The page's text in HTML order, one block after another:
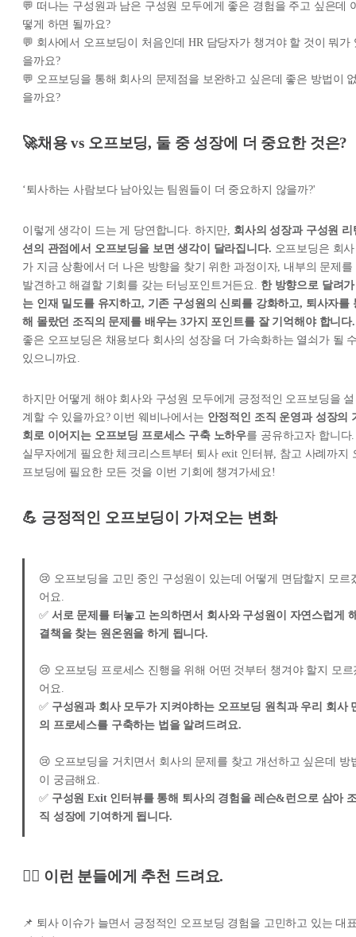
💬 떠나는 구성원과 남은 구성원 모두에게 좋은 경험을 주고 싶은데
떻게 하면 될까요?
💬 회사에서 오프보딩이 처음인데 HR 담당자가 챙겨야 할 것이 뭐가
을까요?
💬 오프보딩을 통해 회사의 문제점을 보완하고 싶은데 좋은 방법이
을까요?
🚀채용 vs 오프보딩, 둘 중 성장에 더 중요한 것은?
‘퇴사하는 사람보다 남아있는 팀원들이 더 중요하지 않을까?'
이렇게 생각이 드는 게 당연합니다. 하지만, 회사의 성장과 구성원 리
션의 관점에서 오프보딩을 보면 생각이 달라집니다. 오프보딩은 회사
가 지금 상황에서 더 나은 방향을 찾기 위한 과정이자, 내부의 문제를
발견하고 해결할 기회를 갖는 터닝포인트거든요. 한 방향으로 달려가
는 인재 밀도를 유지하고, 기존 구성원의 신뢰를 강화하고, 퇴사자를
해 몰랐던 조직의 문제를 배우는 3가지 포인트를 잘 기억해야 합니다.
좋은 오프보딩은 채용보다 회사의 성장을 더 가속화하는 열쇠가 될
있으니까요.
하지만 어떻게 해야 회사와 구성원 모두에게 긍정적인 오프보딩을 설
계할 수 있을까요? 이번 웨비나에서는 안정적인 조직 운영과 성장의
회로 이어지는 오프보딩 프로세스 구축 노하우를 공유하고자 합니다.
실무자에게 필요한 체크리스트부터 퇴사 exit 인터뷰, 참고 사례까지
프보딩에 필요한 모든 것을 이번 기회에 챙겨가세요!
💪 긍정적인 오프보딩이 가져오는 변화
😢 오프보딩을 고민 중인 구성원이 있는데 어떻게 면담할지 모르
어요.
✅ 서로 문제를 터놓고 논의하면서 회사와 구성원이 자연스럽게
결책을 찾는 원온원을 하게 됩니다.
😢 오프보딩 프로세스 진행을 위해 어떤 것부터 챙겨야 할지 모르
어요.
✅ 구성원과 회사 모두가 지켜야하는 오프보딩 원칙과 우리 회사
의 프로세스를 구축하는 법을 알려드려요.
😢 오프보딩을 거치면서 회사의 문제를 찾고 개선하고 싶은데 방
이 궁금해요.
✅ 구성원 Exit 인터뷰를 통해 퇴사의 경험을 레슨&런으로 삼아
직 성장에 기여하게 됩니다.
🙋‍♀️ 이런 분들에게 추천 드려요.
📌 퇴사 이슈가 늘면서 긍정적인 오프보딩 경험을 고민하고 있는 대